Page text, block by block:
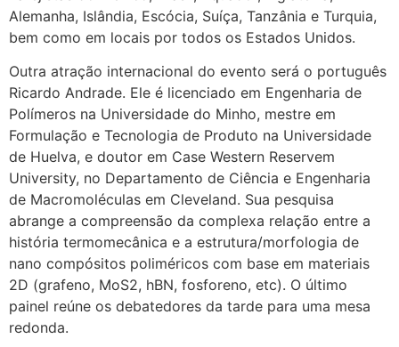
Alemanha, Islândia, Escócia, Suíça, Tanzânia e Turquia,
bem como em locais por todos os Estados Unidos.
Outra atração internacional do evento será o português
Ricardo Andrade. Ele é licenciado em Engenharia de
Polímeros na Universidade do Minho, mestre em
Formulação e Tecnologia de Produto na Universidade
de Huelva, e doutor em Case Western Reservem
University, no Departamento de Ciência e Engenharia
de Macromoléculas em Cleveland. Sua pesquisa
abrange a compreensão da complexa relação entre a
história termomecânica e a estrutura/morfologia de
nano compósitos poliméricos com base em materiais
2D (grafeno, MoS2, hBN, fosforeno, etc). O último
painel reúne os debatedores da tarde para uma mesa
redonda.